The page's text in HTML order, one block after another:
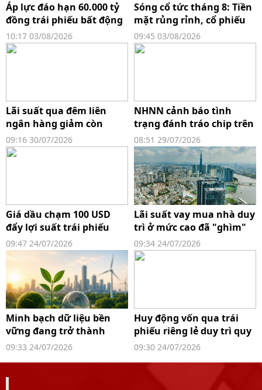
Áp lực đáo hạn 60.000 tỷ
đồng trái phiếu bất động
sản: Phân hóa gay gắt và
bài toán rủi ro cho ngân
10:17 03/08/2026
Sóng cổ tức tháng 8: Tiền
mặt rủng rỉnh, cổ phiếu
nhân đôi
09:45 03/08/2026
Lãi suất qua đêm liên
ngân hàng giảm còn
2,2%/năm, thấp nhất từ
đầu năm
09:16 30/07/2026
NHNN cảnh báo tình
trạng đánh tráo chip trên
thẻ, giao dịch chiếm đoạt
tài sản
08:51 29/07/2026
Giá dầu chạm 100 USD
đẩy lợi suất trái phiếu
tăng vọt, ECB giữ nguyên
lãi suất
09:47 24/07/2026
Lãi suất vay mua nhà duy
trì ở mức cao đã "ghìm"
thanh khoản nhà ở
TP.HCM
09:34 24/07/2026
Minh bạch dữ liệu bền
vững đang trở thành
"tấm vé" tiếp cận vốn
09:33 24/07/2026
Huy động vốn qua trái
phiếu riêng lẻ duy trì quy
mô lớn, dòng tiền được
09:30 24/07/2026